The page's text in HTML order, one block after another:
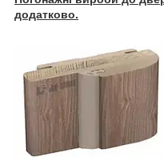
додатково.